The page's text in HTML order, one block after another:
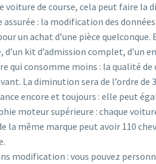
voiture de course, cela peut faire la
assurée : la modification des
un achat d’une pièce
d’un kit d’admission complet, d’un
qui consomme moins : la qualité
La diminution sera de l’ordre
encore et toujours : elle peut
moteur supérieure : chaque
la même marque peut avoir 110
modification : vous pouvez